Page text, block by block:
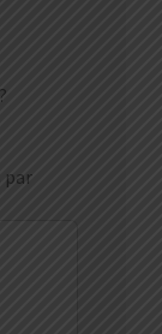
par